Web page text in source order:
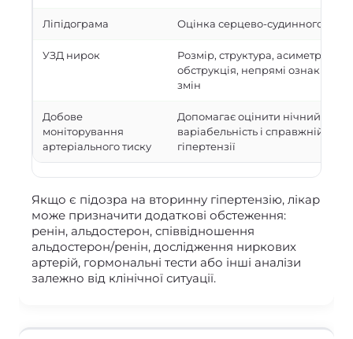
Ліпідограма Оцінка серцево-судинного
УЗД нирок
Розмір, структура, асиметрія,
обструкція, непрямі ознаки
змін
Добове
моніторування
артеріального тиску
Допомагає оцінити нічний тиск,
варіабельність і справжній
гіпертензії
Якщо є підозра на вторинну гіпертензію, лікар
може призначити додаткові обстеження:
ренін, альдостерон, співвідношення
альдостерон/ренін, дослідження ниркових
артерій, гормональні тести або інші аналізи
залежно від клінічної ситуації.